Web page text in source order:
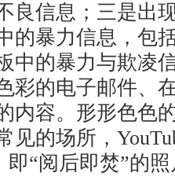
良信息；三是出
的暴力信息，包
中的暴力与欺凌
彩的电子邮件、
内容。形形色色
见的场所，
即“阅后即焚”的